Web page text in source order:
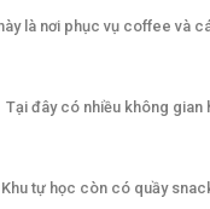
là nơi phục vụ coffee và
Tại đây có nhiều không gian
tự học còn có quầy